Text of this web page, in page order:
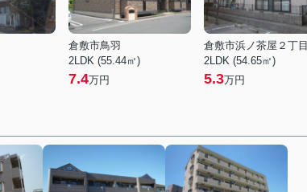
倉敷市鳥羽
2LDK (55.44㎡)
7.4万円
倉敷市浜ノ茶屋２丁目
2LDK (54.65㎡)
5.3万円